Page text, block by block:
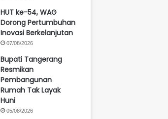
HUT ke-54, WAG
Dorong Pertumbuhan
Inovasi Berkelanjutan
07/08/2026
Bupati Tangerang
Resmikan
Pembangunan
Rumah Tak Layak
Huni
05/08/2026